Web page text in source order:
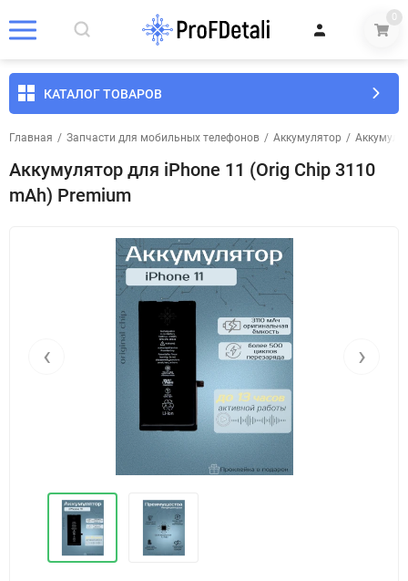
0
КАТАЛОГ ТОВАРОВ
Главная / Запчасти для мобильных телефонов / Аккумулятор /
Аккумулятор для iPhone 11 (Orig Chip 3110
mAh) Premium
‹ ›